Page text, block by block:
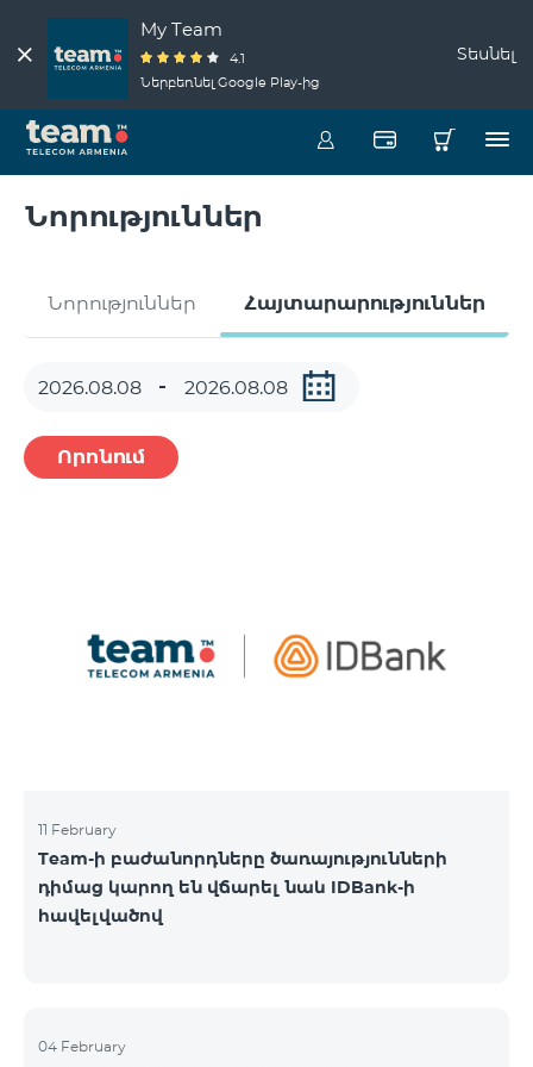
My Team
4.1
Ներբեռնել Google Play-ից
Տեսնել
Նորություններ
Նորություններ Հայտարարություններ
Որոնում
11 February
Team-ի բաժանորդները ծառայությունների
դիմաց կարող են վճարել նաև IDBank-ի
հավելվածով
04 February